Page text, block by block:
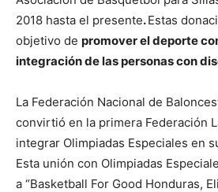
2018 hasta el presente.Estas
objetivo de promover el deporte
integración de las personas con
La Federación Nacional de
convirtió en la primera Federación
integrar Olimpiadas Especiales en
Esta unión con Olimpiadas
a “Basketball For Good Honduras,